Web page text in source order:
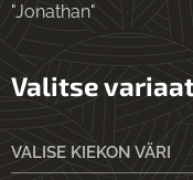
"Jonathan"
Valitse
VALISE KIEKON VÄRI